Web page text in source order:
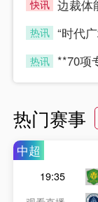
快讯
热讯
热讯
热门赛事
中超
19:35